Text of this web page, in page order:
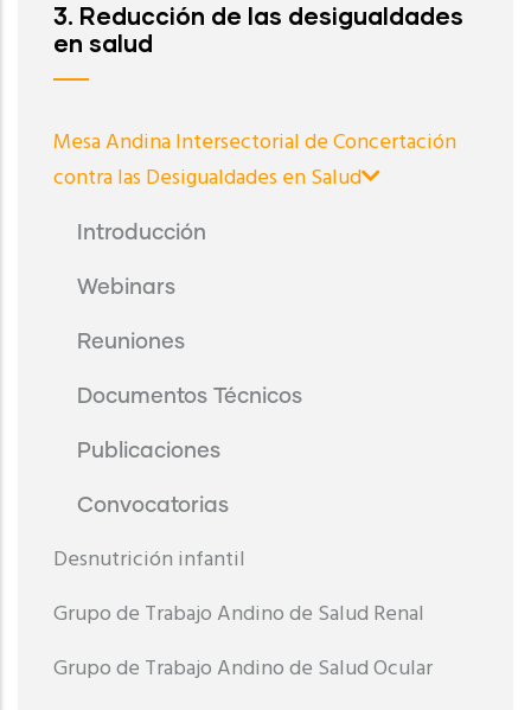
3. Reducción de las desigualdades
en salud
Mesa Andina Intersectorial de Concertación
contra las Desigualdades en Salud
Introducción
Webinars
Reuniones
Documentos Técnicos
Publicaciones
Convocatorias
Desnutrición infantil
Grupo de Trabajo Andino de Salud Renal
Grupo de Trabajo Andino de Salud Ocular